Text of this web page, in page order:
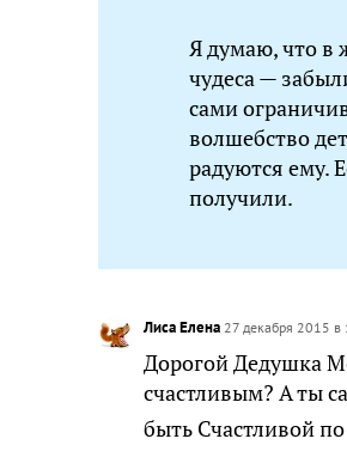
Я думаю, что в
чудеса —
сами
волшебство
радуются ему.
получили.
Лиса Елена 27 декабря 2015 в
Дорогой Дедушка
счастливым? А ты
быть Счастливой